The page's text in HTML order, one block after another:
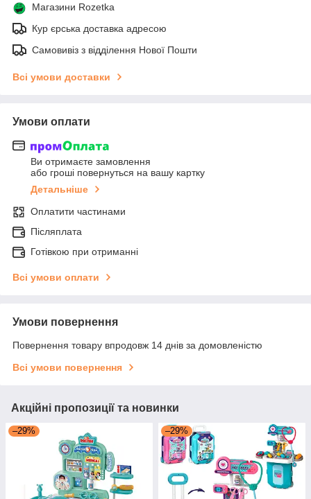
Магазини Rozetka
Кур єрська доставка адресою
Самовивіз з відділення Нової Пошти
Всі умови доставки
Умови оплати
Ви отримаєте замовлення
або гроші повернуться на вашу картку
Детальніше
Оплатити частинами
Післяплата
Готівкою при отриманні
Всі умови оплати
Умови повернення
Повернення товару впродовж 14 днів за домовленістю
Всі умови повернення
Акційні пропозиції та новинки
–29% –29%